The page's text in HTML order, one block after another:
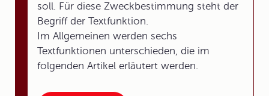
soll. Für diese Zweckbestimmung steht der
Begriff der Textfunktion.
Im Allgemeinen werden sechs
Textfunktionen unterschieden, die im
folgenden Artikel erläutert werden.